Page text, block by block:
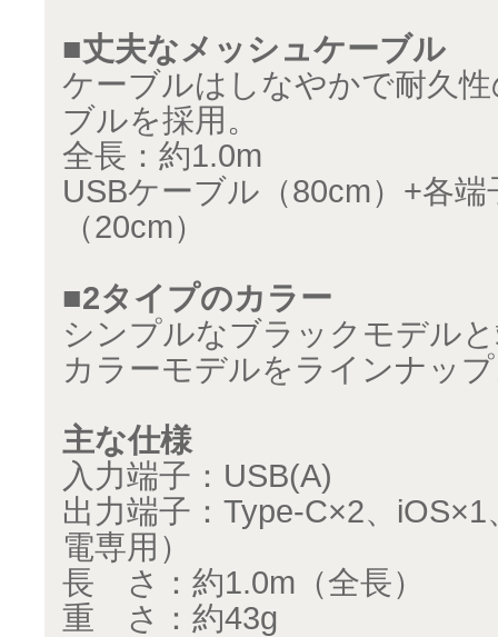
■丈夫なメッシュケーブル
ケーブルはしなやかで耐久
ブルを採用。
全長：約1.0m
USBケーブル（80cm）+各
（20cm）
■2タイプのカラー
シンプルなブラックモデル
カラーモデルをラインナッ
主な仕様
入力端子：USB(A)
出力端子：Type-C×2、
電専用）
長 さ：約1.0m（全長）
重 さ：約43g